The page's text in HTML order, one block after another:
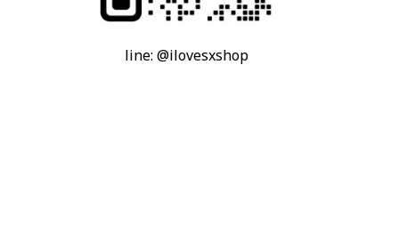
line: @ilovesxshop